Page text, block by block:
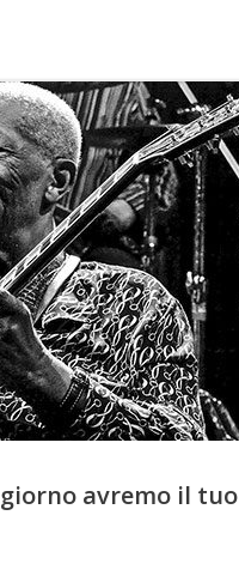
giorno avremo il tuo